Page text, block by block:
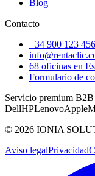
Blog
Contacto
+34 900 123 456
68 oficinas en
Formulario de
Servicio premium B2B
DellHPLenovoApple
© 2026 IONIA
Aviso legalPrivacidad